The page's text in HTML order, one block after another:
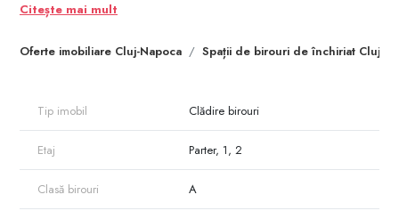
Oferte imobiliare Cluj-Napoca Spații de birouri de închiriat Cluj-
Citește mai mult
Tip imobil Clădire birouri
Etaj Parter, 1, 2
Clasă birouri A